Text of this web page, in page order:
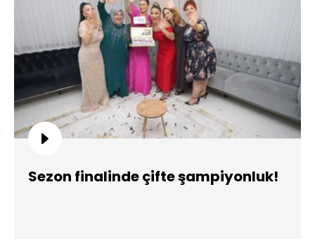
Sezon finalinde çifte şampiyonluk!